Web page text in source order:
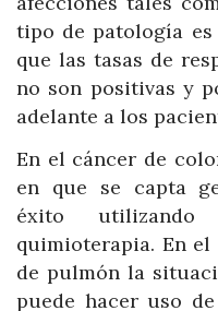
tipo de patología es
que las tasas de
no son positivas y
adelante a los
En el cáncer de
en que se capta
éxito
quimioterapia. En
de pulmón la
puede hacer uso